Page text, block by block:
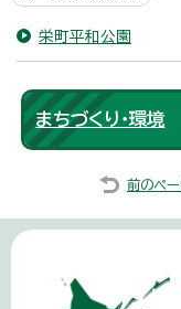
栄町平和公園
まちづくり・環境
前のペ